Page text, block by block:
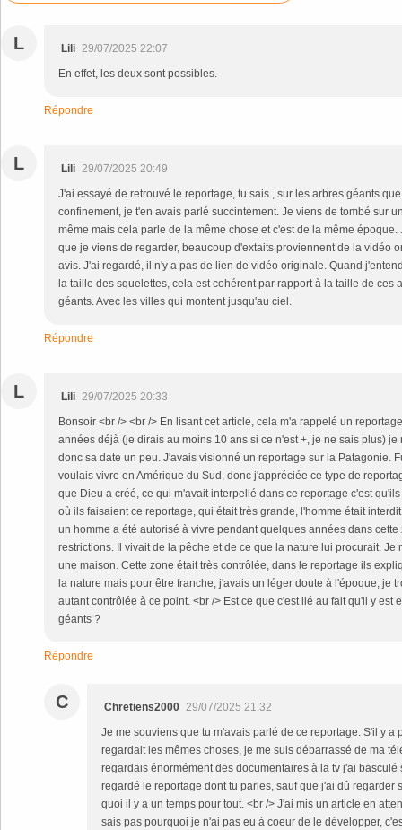
L Lili 29/07/2025 22:07
En effet, les deux sont possibles.
Répondre
L Lili 29/07/2025 20:49
J'ai essayé de retrouvé le reportage, tu sais , sur les arbres géants
confinement, je t'en avais parlé succintement. Je viens de tombé sur
même mais cela parle de la même chose et c'est de la même
que je viens de regarder, beaucoup d'extaits proviennent de la vidéo
avis. J'ai regardé, il n'y a pas de lien de vidéo originale. Quand
la taille des squelettes, cela est cohérent par rapport à la taille de ces
géants. Avec les villes qui montent jusqu'au ciel.
Répondre
L Lili 29/07/2025 20:33
Bonsoir <br /> <br /> En lisant cet article, cela m'a rappelé un
années déjà (je dirais au moins 10 ans si ce n'est +, je ne sais plus)
donc sa date un peu. J'avais visionné un reportage sur la Patagonie.
voulais vivre en Amérique du Sud, donc j'appréciée ce type de
que Dieu a créé, ce qui m'avait interpellé dans ce reportage c'est
où ils faisaient ce reportage, qui était très grande, l'homme était
un homme a été autorisé à vivre pendant quelques années dans
restrictions. Il vivait de la pêche et de ce que la nature lui procurait. Je
une maison. Cette zone était très contrôlée, dans le reportage ils
la nature mais pour être franche, j'avais un léger doute à l'époque, je
autant contrôlée à ce point. <br /> Est ce que c'est lié au fait qu'il y est
géants ?
Répondre
C Chretiens2000 29/07/2025 21:32
Je me souviens que tu m'avais parlé de ce reportage. S'il y a
regardait les mêmes choses, je me suis débarrassé de ma
regardais énormément des documentaires à la tv j'ai basculé
regardé le reportage dont tu parles, sauf que j'ai dû regarder
quoi il y a un temps pour tout. <br /> J'ai mis un article en
sais pas pourquoi je n'ai pas eu à coeur de le développer,